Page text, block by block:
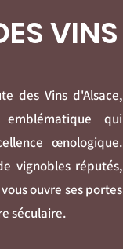
VINS
des Vins d'Alsace,
qui
œnologique.
vignobles réputés,
ouvre ses portes
séculaire.